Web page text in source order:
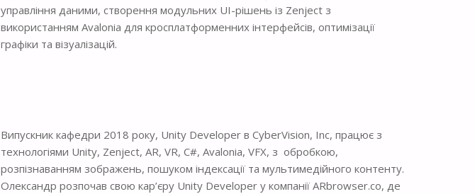
управління даними, створення модульних UI-рішень із Zenject з
використанням Avalonia для кросплатформенних інтерфейсів, оптимізації
графіки та візуалізацій.
Випускник кафедри 2018 року, Unity Developer в CyberVision, Inc, працює з
технологіями Unity, Zenject, AR, VR, C#, Avalonia, VFX, з обробкою,
розпізнаванням зображень, пошуком індексації та мультимедійного контенту.
Олександр розпочав свою кар’єру Unity Developer у компанії ARbrowser.co, де